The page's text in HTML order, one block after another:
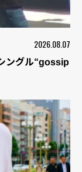
2026.08.07
ングル“gossip